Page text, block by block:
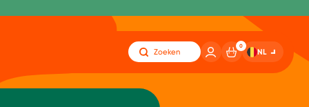
Zoeken
0
NL